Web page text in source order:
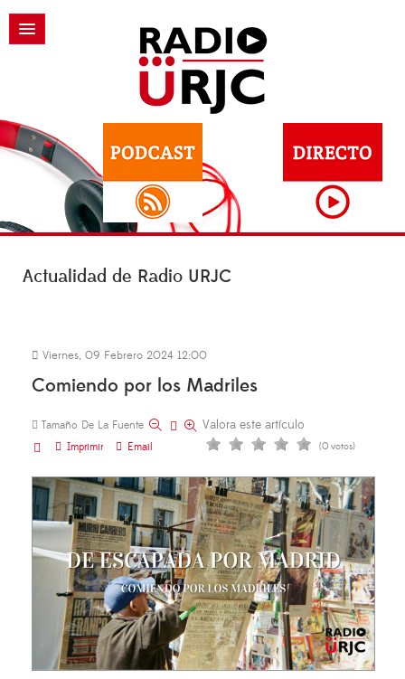
Actualidad de Radio URJC
Viernes, 09 Febrero 2024 12:00
Comiendo por los Madriles
Tamaño De La Fuente
Imprimir
Email
Valora este artículo
(0 votos)